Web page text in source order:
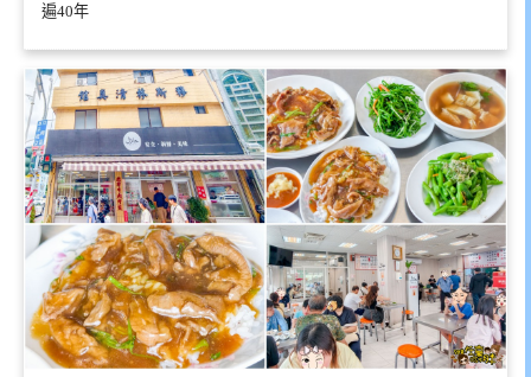
遍40年